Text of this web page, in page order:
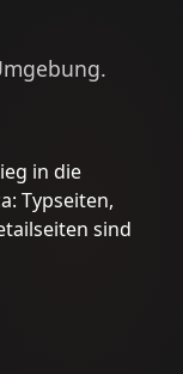
in die
Typseiten,
sind